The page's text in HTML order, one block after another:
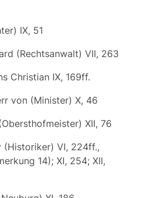
IX, 51
(Rechtsanwalt) VII, 263
Christian IX, 169ff.
von (Minister) X, 46
XII, 76
(Historiker) VI, 224ff.,
14); XI, 254; XII,